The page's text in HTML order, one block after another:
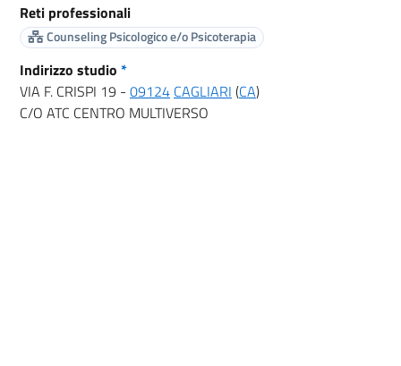
Reti professionali
Counseling Psicologico e/o Psicoterapia
Indirizzo studio *
VIA F. CRISPI 19 - 09124 CAGLIARI (CA)
C/O ATC CENTRO MULTIVERSO